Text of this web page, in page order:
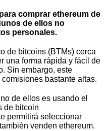
comprar ethereum de
de ellos no
personales.
de bitcoins (BTMs) cerca
una forma rápida y fácil de
Sin embargo, este
bastante altas.
de ellos es usando el
de bitcoin
permitirá seleccionar
venden ethereum.